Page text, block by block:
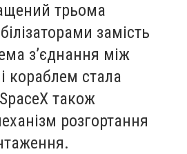
трьома
замість
з’єднання між
кораблем стала
також
розгортання